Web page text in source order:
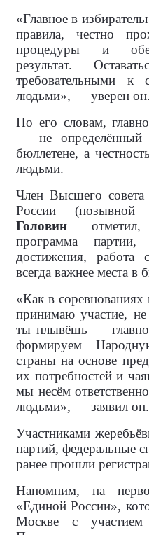
«Главное в
правила, честно
процедуры и
результат.
требовательными
людьми», — уверен он.
По его словам,
— не определённый
бюллетене, а
людьми.
Член Высшего
России
Головин отметил,
программа
достижения, работа
всегда важнее места в
«Как в
принимаю участие,
ты плывёшь —
формируем
страны на основе
их потребностей и
мы несём
людьми», — заявил он.
Участниками
партий, федеральные
ранее прошли
Напомним, на
«Единой России»,
Москве с участием